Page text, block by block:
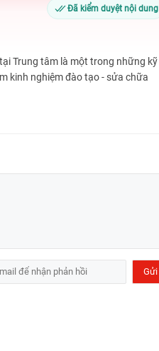
Đã kiểm duyệt nội dung
Trung tâm là một trong những kỹ
kinh nghiệm đào tạo - sửa chữa